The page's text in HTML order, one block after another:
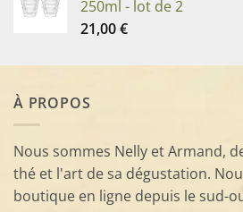
250ml - lot de 2
21,00€
À PROPOS
Nous sommes Nelly et Armand,
thé et l'art de sa dégustation.
boutique en ligne depuis le sud-